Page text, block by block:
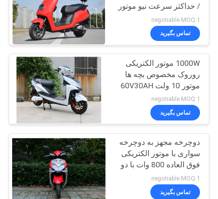
اسکوتر دوچرخه
کوچک
27
250cc موتورسیکلت
هلی کوپتر
30
/ حداکثر سرعت نیو موتور
اسکوتر برقی موتور
مرکزی
negotiable MOQ:1
تماس بگیرید
1000W موتور الکتریکی
روروک مخصوص بچه ها
موتور 10 ولت 60V30AH
باتری برای فاصله های
طولانی
negotiable MOQ:1
تماس بگیرید
دوچرخه مجهز به دوچرخه
سواری با موتور الکتریکی
فوق العاده 800 وات با دو
چرخ
negotiable MOQ:1
تماس بگیرید